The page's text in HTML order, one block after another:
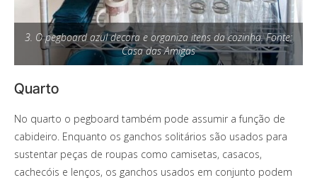
3. O pegboard azul decora e organiza itens da cozinha. Fonte:
Casa das Amigas
Quarto
No quarto o pegboard também pode assumir a função de
cabideiro. Enquanto os ganchos solitários são usados para
sustentar peças de roupas como camisetas, casacos,
cachecóis e lenços, os ganchos usados em conjunto podem